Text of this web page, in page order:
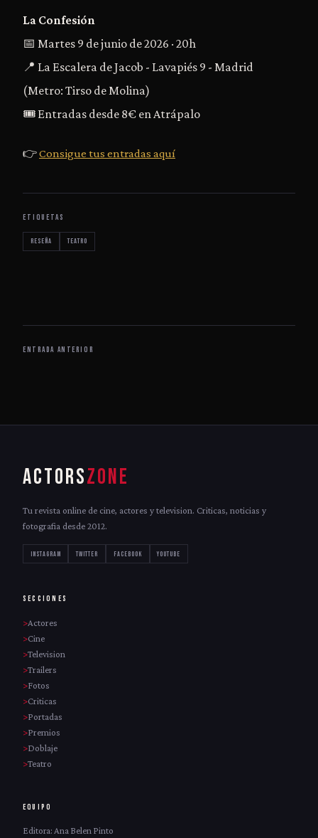
La Confesión
📅 Martes 9 de junio de 2026 · 20h
📍 La Escalera de Jacob - Lavapiés 9 - Madrid
(Metro: Tirso de Molina)
🎟️ Entradas desde 8€ en Atrápalo
👉Consigue tus entradas aquí
ETIQUETAS
reseña Teatro
ENTRADA ANTERIOR
ACTORSZONE
Tu revista online de cine, actores y television. Criticas, noticias y
fotografia desde 2012.
INSTAGRAM TWITTER FACEBOOK YOUTUBE
SECCIONES
Actores
Cine
Television
Trailers
Fotos
Criticas
Portadas
Premios
Doblaje
Teatro
EQUIPO
Editora: Ana Belen Pinto